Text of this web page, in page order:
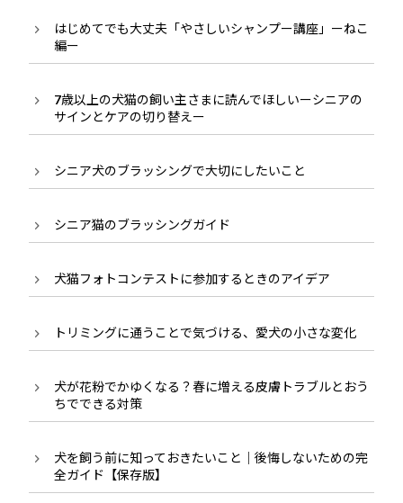
はじめてでも大丈夫「やさしいシャンプー講座」ーねこ
編ー
7歳以上の犬猫の飼い主さまに読んでほしいーシニアの
サインとケアの切り替えー
シニア犬のブラッシングで大切にしたいこと
シニア猫のブラッシングガイド
犬猫フォトコンテストに参加するときのアイデア
トリミングに通うことで気づける、愛犬の小さな変化
犬が花粉でかゆくなる？春に増える皮膚トラブルとおう
ちでできる対策
犬を飼う前に知っておきたいこと｜後悔しないための完
全ガイド【保存版】